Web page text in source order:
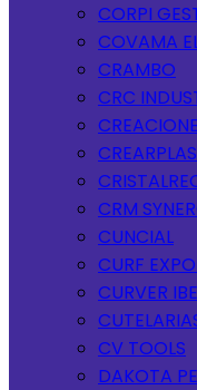
CORPI
COVAMA
CRAMBO
CRC
CRM
CUNCIAL
CURF
CURVER
CV TOOLS
DAKOTA